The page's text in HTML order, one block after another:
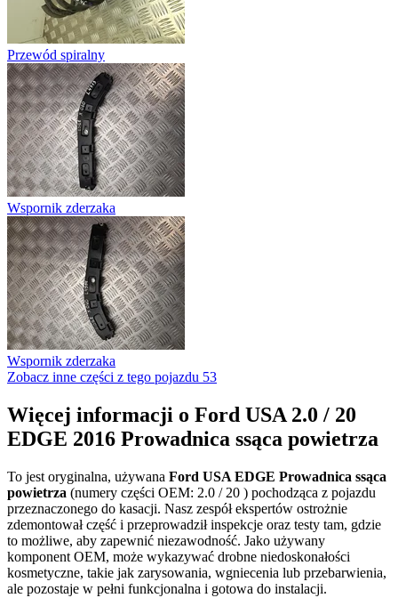
Przewód spiralny
Wspornik zderzaka
Wspornik zderzaka
Zobacz inne części z tego pojazdu 53
Więcej informacji o Ford USA 2.0 / 20
EDGE 2016 Prowadnica ssąca powietrza
To jest oryginalna, używana Ford USA EDGE Prowadnica ssąca
powietrza (numery części OEM: 2.0 / 20 ) pochodząca z pojazdu
przeznaczonego do kasacji. Nasz zespół ekspertów ostrożnie
zdemontował część i przeprowadził inspekcje oraz testy tam, gdzie
to możliwe, aby zapewnić niezawodność. Jako używany
komponent OEM, może wykazywać drobne niedoskonałości
kosmetyczne, takie jak zarysowania, wgniecenia lub przebarwienia,
ale pozostaje w pełni funkcjonalna i gotowa do instalacji.